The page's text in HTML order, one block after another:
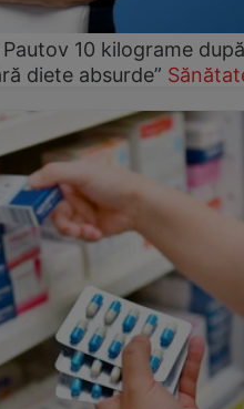
10 kilograme
diete absurde”